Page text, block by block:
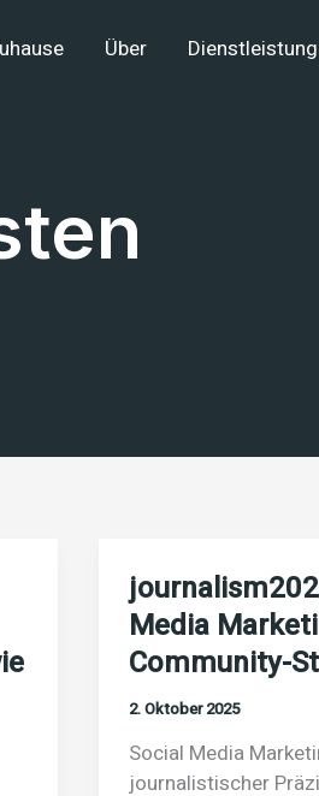
Über
Media
Community-
2. Oktober 2025
Social Media
journalistischer